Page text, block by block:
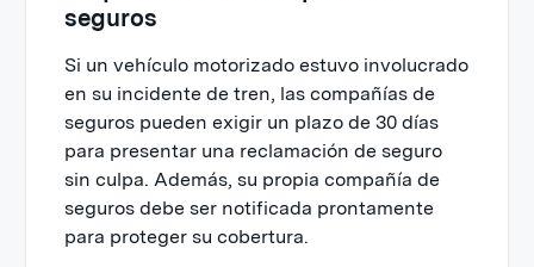
seguros
Si un vehículo motorizado estuvo involucrado
en su incidente de tren, las compañías de
seguros pueden exigir un plazo de 30 días
para presentar una reclamación de seguro
sin culpa. Además, su propia compañía de
seguros debe ser notificada prontamente
para proteger su cobertura.